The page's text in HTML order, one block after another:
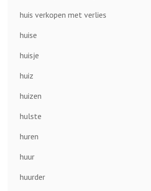
huis verkopen met verlies
huise
huisje
huiz
huizen
hulste
huren
huur
huurder